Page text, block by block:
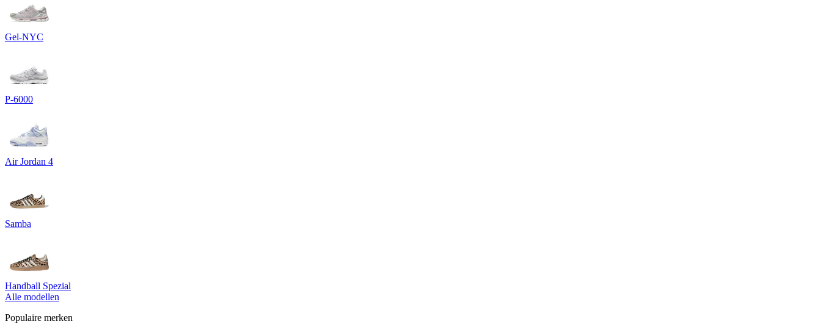
Gel-NYC
P-6000
Air Jordan 4
Samba
Handball Spezial
Alle modellen
Populaire merken